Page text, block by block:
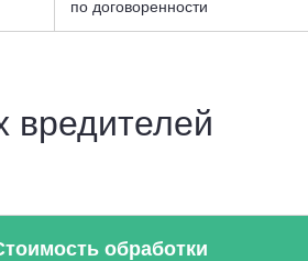
по договоренности
вредителей
обработки